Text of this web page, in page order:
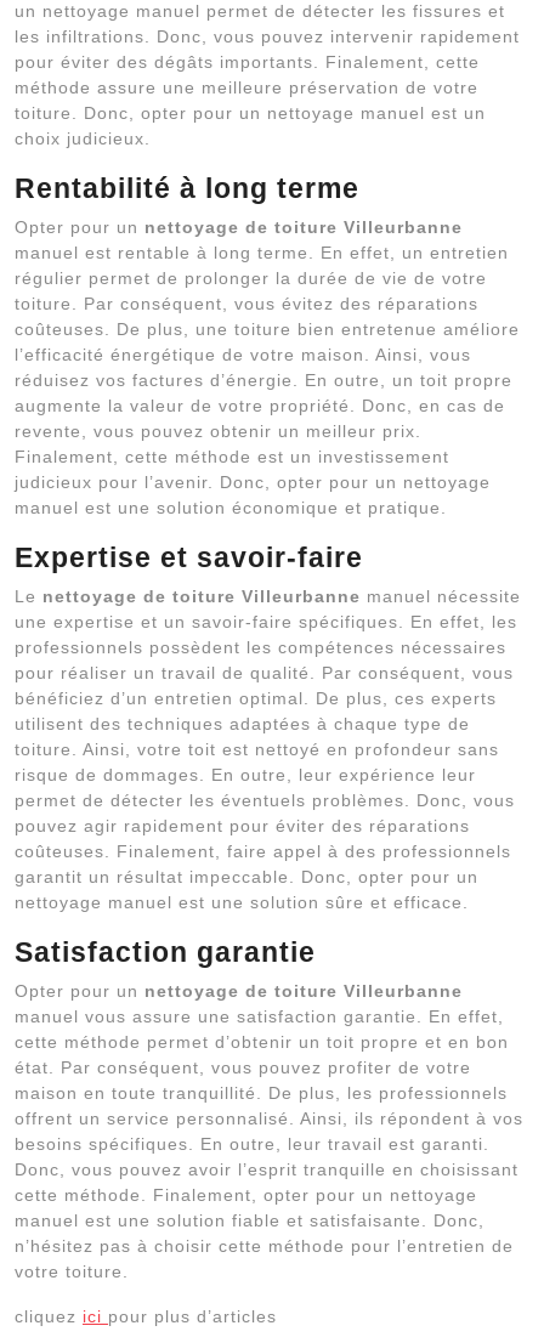
un nettoyage manuel permet de détecter les fissures et
les infiltrations. Donc, vous pouvez intervenir rapidement
pour éviter des dégâts importants. Finalement, cette
méthode assure une meilleure préservation de votre
toiture. Donc, opter pour un nettoyage manuel est un
choix judicieux.
Rentabilité à long terme
Opter pour un nettoyage de toiture Villeurbanne
manuel est rentable à long terme. En effet, un entretien
régulier permet de prolonger la durée de vie de votre
toiture. Par conséquent, vous évitez des réparations
coûteuses. De plus, une toiture bien entretenue améliore
l’efficacité énergétique de votre maison. Ainsi, vous
réduisez vos factures d’énergie. En outre, un toit propre
augmente la valeur de votre propriété. Donc, en cas de
revente, vous pouvez obtenir un meilleur prix.
Finalement, cette méthode est un investissement
judicieux pour l’avenir. Donc, opter pour un nettoyage
manuel est une solution économique et pratique.
Expertise et savoir-faire
Le nettoyage de toiture Villeurbanne manuel nécessite
une expertise et un savoir-faire spécifiques. En effet, les
professionnels possèdent les compétences nécessaires
pour réaliser un travail de qualité. Par conséquent, vous
bénéficiez d’un entretien optimal. De plus, ces experts
utilisent des techniques adaptées à chaque type de
toiture. Ainsi, votre toit est nettoyé en profondeur sans
risque de dommages. En outre, leur expérience leur
permet de détecter les éventuels problèmes. Donc, vous
pouvez agir rapidement pour éviter des réparations
coûteuses. Finalement, faire appel à des professionnels
garantit un résultat impeccable. Donc, opter pour un
nettoyage manuel est une solution sûre et efficace.
Satisfaction garantie
Opter pour un nettoyage de toiture Villeurbanne
manuel vous assure une satisfaction garantie. En effet,
cette méthode permet d’obtenir un toit propre et en bon
état. Par conséquent, vous pouvez profiter de votre
maison en toute tranquillité. De plus, les professionnels
offrent un service personnalisé. Ainsi, ils répondent à vos
besoins spécifiques. En outre, leur travail est garanti.
Donc, vous pouvez avoir l’esprit tranquille en choisissant
cette méthode. Finalement, opter pour un nettoyage
manuel est une solution fiable et satisfaisante. Donc,
n’hésitez pas à choisir cette méthode pour l’entretien de
votre toiture.
cliquez ici pour plus d’articles